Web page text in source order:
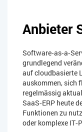
Anbieter
grundlegend
auf cloudbasierte
auskommen, sich
regelmässig
SaaS‑ERP heute
Funktionen zu
oder komplexe